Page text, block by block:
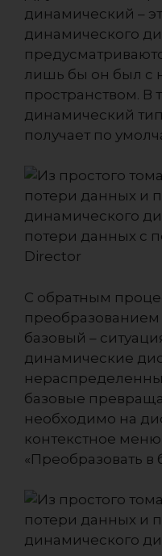
динамический –
динамического
лишь бы он был с
пространством. В
динамический
получает по
С обратным
базовый –
динамические
базовые
необходимо на
контекстное
«Преобразовать в